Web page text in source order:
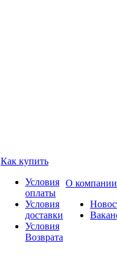
Как купить
Условия
оплаты
Условия
доставки
Условия
Возврата
О компании